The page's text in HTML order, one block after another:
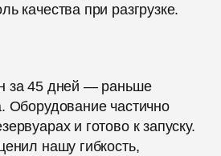
качества при разгрузке.
за 45 дней — раньше
Оборудование частично
и готово к запуску.
нашу гибкость,